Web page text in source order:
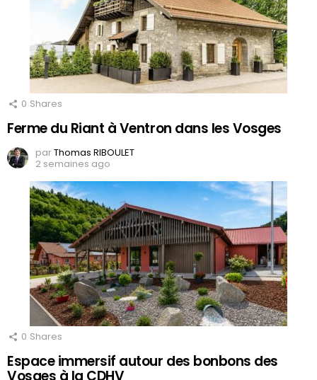
0 Shares
Ferme du Riant à Ventron dans les Vosges
parThomas RIBOULET
2 semaines ago
0 Shares
Espace immersif autour des bonbons des